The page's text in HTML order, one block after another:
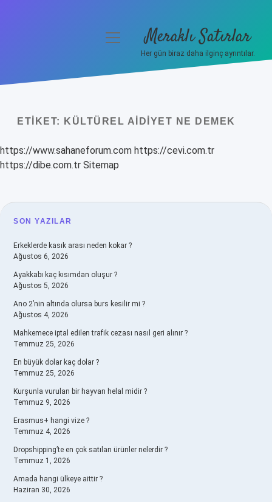
Hakkımızda
menüyü
Meraklı Satırlar
Her gün biraz daha ilginç ayrıntılar.
ETIKET: KÜLTÜREL AIDIYET NE DEMEK
https://www.sahaneforum.com https://cevi.com.tr
https://dibe.com.tr Sitemap
SIDEBAR
SON YAZILAR
Erkeklerde kasık arası neden kokar ?
Ağustos 6, 2026
Ayakkabı kaç kısımdan oluşur ?
Ağustos 5, 2026
Ano 2’nin altında olursa burs kesilir mi ?
Ağustos 4, 2026
Mahkemece iptal edilen trafik cezası nasıl geri alınır ?
Temmuz 25, 2026
En büyük dolar kaç dolar ?
Temmuz 25, 2026
Kurşunla vurulan bir hayvan helal midir ?
Temmuz 9, 2026
Erasmus+ hangi vize ?
Temmuz 4, 2026
Dropshipping’te en çok satılan ürünler nelerdir ?
Temmuz 1, 2026
Amada hangi ülkeye aittir ?
Haziran 30, 2026